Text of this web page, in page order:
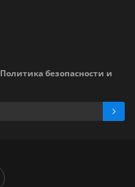
Политика безопасности и